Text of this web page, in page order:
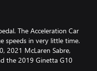
The Acceleration Car
speeds in very little time.
2021 McLaren Sabre,
the 2019 Ginetta G10